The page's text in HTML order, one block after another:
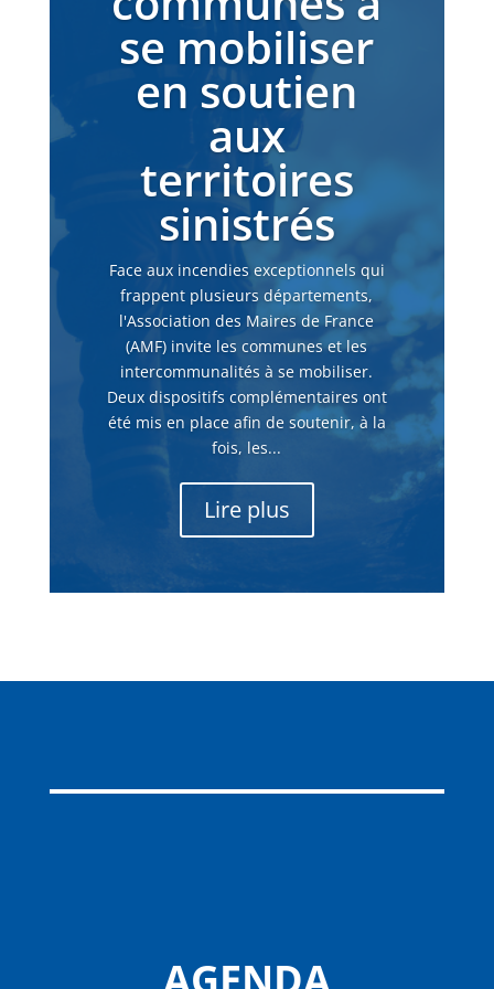
se mobiliser
en soutien
aux
territoires
sinistrés
Face aux incendies exceptionnels qui
frappent plusieurs départements,
l'Association des Maires de France
(AMF) invite les communes et les
intercommunalités à se mobiliser.
Deux dispositifs complémentaires ont
été mis en place afin de soutenir, à la
fois, les...
Lire plus